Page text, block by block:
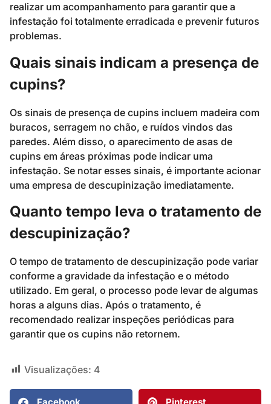
realizar um acompanhamento para garantir que a
infestação foi totalmente erradicada e prevenir futuros
problemas.
Quais sinais indicam a presença de
cupins?
Os sinais de presença de cupins incluem madeira com
buracos, serragem no chão, e ruídos vindos das
paredes. Além disso, o aparecimento de asas de
cupins em áreas próximas pode indicar uma
infestação. Se notar esses sinais, é importante acionar
uma empresa de descupinização imediatamente.
Quanto tempo leva o tratamento de
descupinização?
O tempo de tratamento de descupinização pode variar
conforme a gravidade da infestação e o método
utilizado. Em geral, o processo pode levar de algumas
horas a alguns dias. Após o tratamento, é
recomendado realizar inspeções periódicas para
garantir que os cupins não retornem.
Visualizações: 4